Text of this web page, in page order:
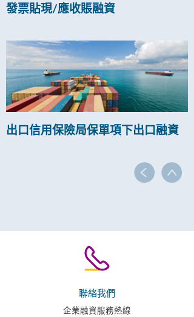
發票貼現/應收賬融資
出口信用保險局保單項下出口融資
聯絡我們
企業融資服務熱線